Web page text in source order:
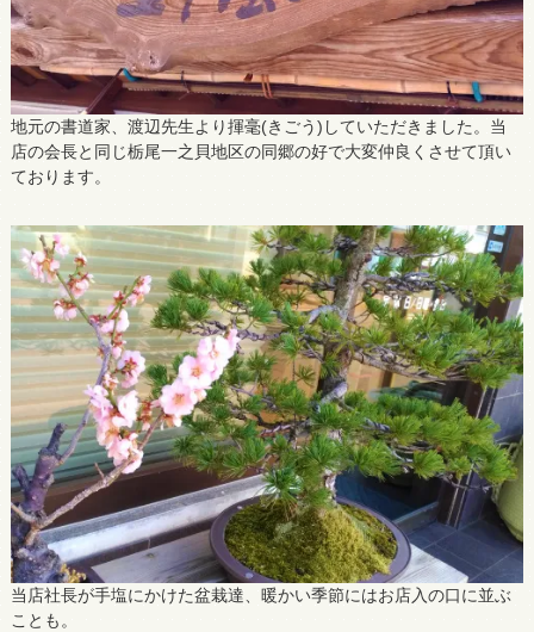
地元の書道家、渡辺先生より揮毫(きごう)していただきました。当
店の会長と同じ栃尾一之貝地区の同郷の好で大変仲良くさせて頂い
ております。
当店社長が手塩にかけた盆栽達、暖かい季節にはお店入の口に並ぶ
ことも。